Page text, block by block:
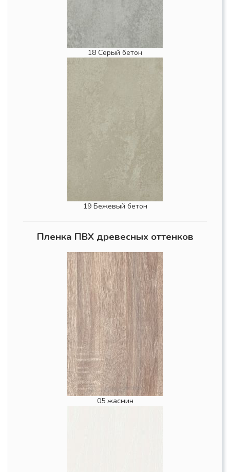
18 Серый бетон
19 Бежевый бетон
Пленка ПВХ древесных оттенков
05 жасмин